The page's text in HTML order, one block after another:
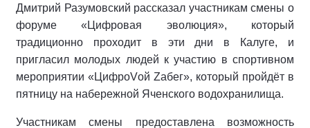
Дмитрий Разумовский рассказал участникам смены о
форуме «Цифровая эволюция», который
традиционно проходит в эти дни в Калуге, и
пригласил молодых людей к участию в спортивном
мероприятии «ЦифроVой Zабег», который пройдёт в
пятницу на набережной Яченского водохранилища.
Участникам смены предоставлена возможность